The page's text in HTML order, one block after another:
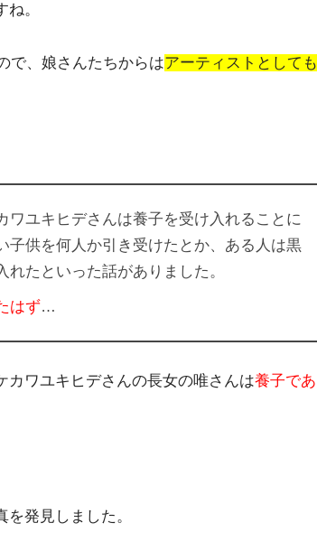
。
で、娘さんたちからはアーティストとしても
ワユキヒデさんは養子を受け入れることに
子供を何人か引き受けたとか、ある人は黒
たといった話がありました。
はず…
カワユキヒデさんの長女の唯さんは養子であ
発見しました。